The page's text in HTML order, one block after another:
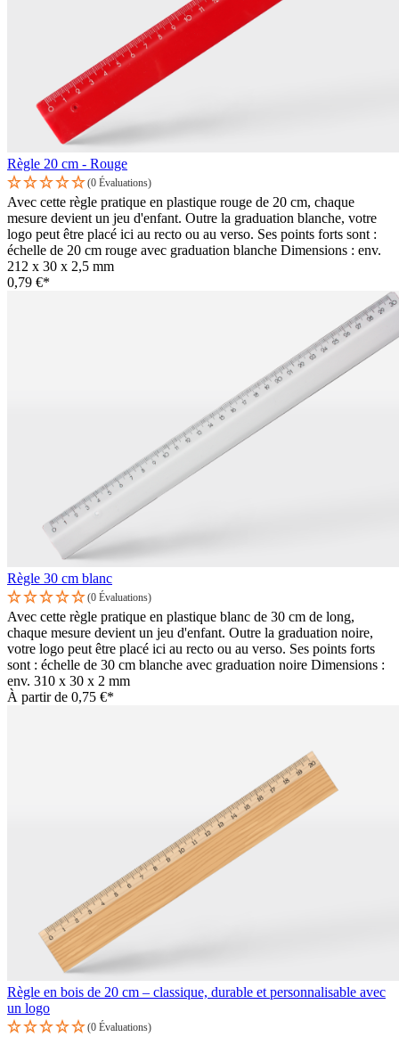
Règle 20 cm - Rouge
(0 Évaluations)
Avec cette règle pratique en plastique rouge de 20 cm, chaque
mesure devient un jeu d'enfant. Outre la graduation blanche, votre
logo peut être placé ici au recto ou au verso. Ses points forts sont :
échelle de 20 cm rouge avec graduation blanche Dimensions : env.
212 x 30 x 2,5 mm
0,79 €*
Règle 30 cm blanc
(0 Évaluations)
Avec cette règle pratique en plastique blanc de 30 cm de long,
chaque mesure devient un jeu d'enfant. Outre la graduation noire,
votre logo peut être placé ici au recto ou au verso. Ses points forts
sont : échelle de 30 cm blanche avec graduation noire Dimensions :
env. 310 x 30 x 2 mm
À partir de 0,75 €*
Règle en bois de 20 cm – classique, durable et personnalisable avec
un logo
(0 Évaluations)